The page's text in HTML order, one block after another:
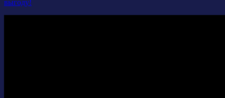
выгоду!